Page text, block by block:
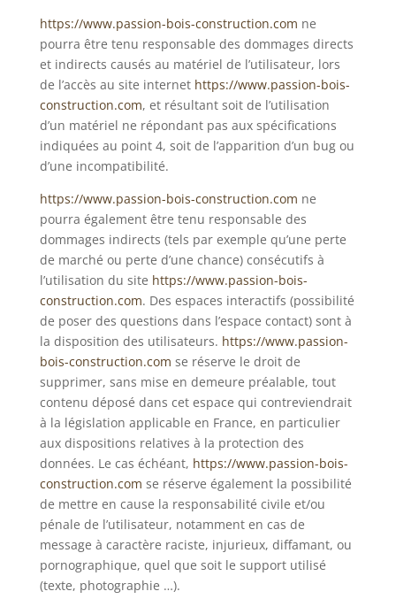
https://www.passion-bois-construction.com ne
pourra être tenu responsable des dommages directs
et indirects causés au matériel de l’utilisateur, lors
de l’accès au site internet https://www.passion-bois-
construction.com, et résultant soit de l’utilisation
d’un matériel ne répondant pas aux spécifications
indiquées au point 4, soit de l’apparition d’un bug ou
d’une incompatibilité.
https://www.passion-bois-construction.com ne
pourra également être tenu responsable des
dommages indirects (tels par exemple qu’une perte
de marché ou perte d’une chance) consécutifs à
l’utilisation du site https://www.passion-bois-
construction.com. Des espaces interactifs (possibilité
de poser des questions dans l’espace contact) sont à
la disposition des utilisateurs. https://www.passion-
bois-construction.com se réserve le droit de
supprimer, sans mise en demeure préalable, tout
contenu déposé dans cet espace qui contreviendrait
à la législation applicable en France, en particulier
aux dispositions relatives à la protection des
données. Le cas échéant, https://www.passion-bois-
construction.com se réserve également la possibilité
de mettre en cause la responsabilité civile et/ou
pénale de l’utilisateur, notamment en cas de
message à caractère raciste, injurieux, diffamant, ou
pornographique, quel que soit le support utilisé
(texte, photographie …).